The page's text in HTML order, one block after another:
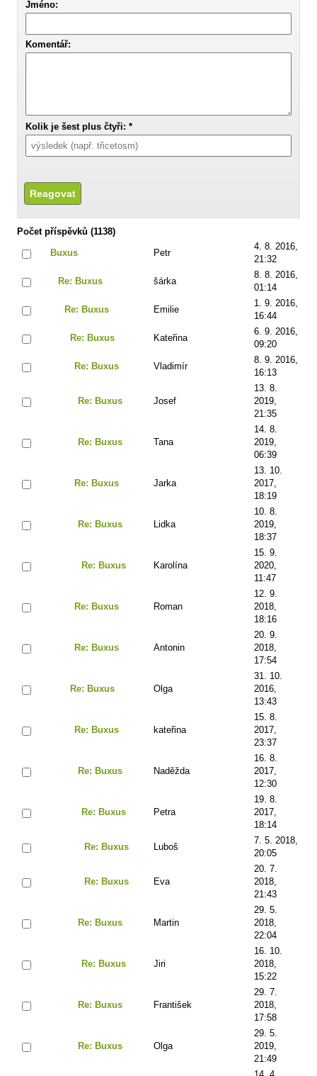
Jméno:
Komentář:
Kolik je šest plus čtyři: *
Počet příspěvků (1138)
Buxus
Petr
4. 8. 2016,
21:32
Re: Buxus šárka
8. 8. 2016,
01:14
Re: Buxus Emilie
1. 9. 2016,
16:44
Re: Buxus Kateřina
6. 9. 2016,
09:20
Re: Buxus Vladimír
8. 9. 2016,
16:13
Re: Buxus Josef
13. 8.
2019,
21:35
Re: Buxus Tana
14. 8.
2019,
06:39
Re: Buxus Jarka
13. 10.
2017,
18:19
Re: Buxus Lidka
10. 8.
2019,
18:37
Re: Buxus Karolína
15. 9.
2020,
11:47
Re: Buxus Roman
12. 9.
2018,
18:16
Re: Buxus Antonin
20. 9.
2018,
17:54
Re: Buxus Olga
31. 10.
2016,
13:43
Re: Buxus kateřina
15. 8.
2017,
23:37
Re: Buxus Naděžda
16. 8.
2017,
12:30
Re: Buxus Petra
19. 8.
2017,
18:14
Re: Buxus Luboš
7. 5. 2018,
20:05
Re: Buxus Eva
20. 7.
2018,
21:43
Re: Buxus Martin
29. 5.
2018,
22:04
Re: Buxus Jiri
16. 10.
2018,
15:22
Re: Buxus František
29. 7.
2018,
17:58
Re: Buxus Olga
29. 5.
2019,
21:49